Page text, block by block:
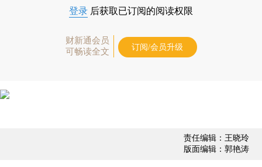
登录 后获取已订阅的阅读权限
财新通会员
可畅读全文
订阅/会员升级
责任编辑：王晓玲
版面编辑：郭艳涛